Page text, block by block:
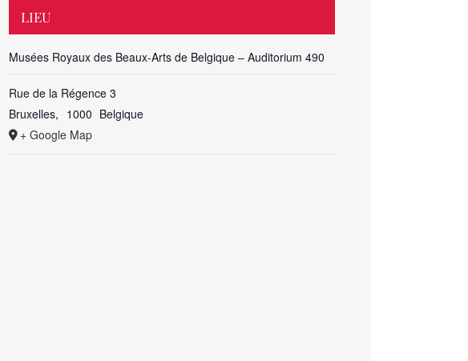
LIEU
Musées Royaux des Beaux-Arts de Belgique – Auditorium 490
Rue de la Régence 3
Bruxelles, 1000 Belgique
+ Google Map